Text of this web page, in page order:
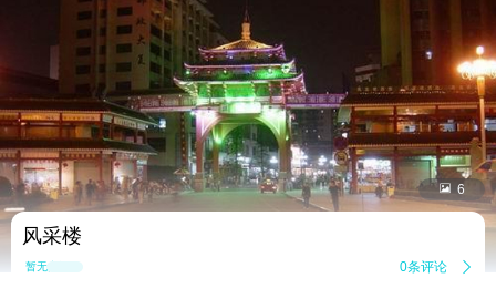
 6
风采楼
暂无点评 0条评论 